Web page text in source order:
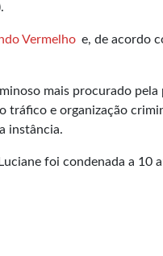
Vermelho e, de acordo
mais procurado
tráfico e organização
instância.
foi condenada a 10